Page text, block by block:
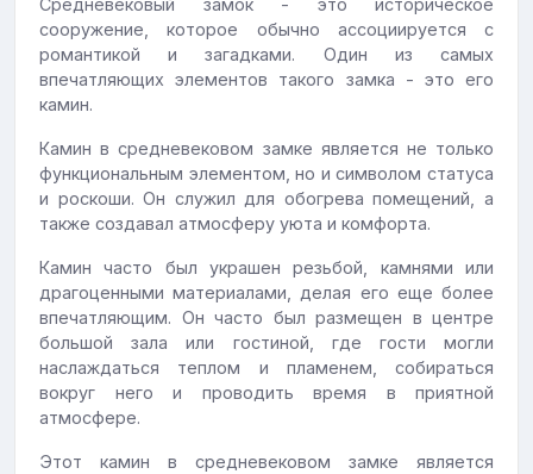
Средневековый замок - это историческое
сооружение, которое обычно ассоциируется с
романтикой и загадками. Один из самых
впечатляющих элементов такого замка - это его
камин.
Камин в средневековом замке является не только
функциональным элементом, но и символом статуса
и роскоши. Он служил для обогрева помещений, а
также создавал атмосферу уюта и комфорта.
Камин часто был украшен резьбой, камнями или
драгоценными материалами, делая его еще более
впечатляющим. Он часто был размещен в центре
большой зала или гостиной, где гости могли
наслаждаться теплом и пламенем, собираться
вокруг него и проводить время в приятной
атмосфере.
Этот камин в средневековом замке является